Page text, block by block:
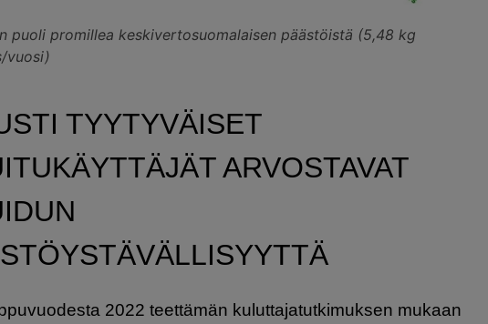
puoli promillea keskivertosuomalaisen päästöistä (5,48 kg
vuosi)
TYYTYVÄISET
ARVOSTAVAT
2022 teettämän kuluttajatutkimuksen mukaan